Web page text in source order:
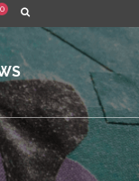
0